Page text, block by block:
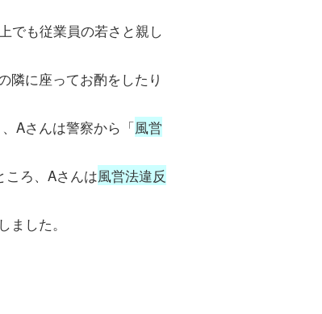
でも従業員の若さと親し
隣に座ってお酌をしたり
Aさんは警察から「風営
ころ、Aさんは風営法違反
ました。